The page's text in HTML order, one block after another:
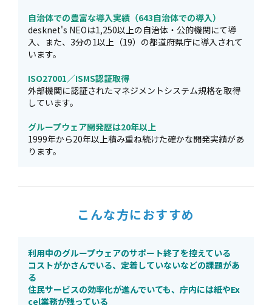
自治体での豊富な導入実績（643自治体での導入）
desknet's NEOは1,250以上の自治体・公的機関にて導
入、また、3分の1以上（19）の都道府県庁に導入されて
います。
ISO27001／ISMS認証取得
外部機関に認証されたマネジメントシステム規格を取得
しています。
グループウェア開発歴は20年以上
1999年から20年以上積み重ね続けた確かな開発実績があ
ります。
こんな方におすすめ
利用中のグループウェアのサポート終了を控えている
コストがかさんでいる、定着していないなどの課題があ
る
住民サービスの効率化が進んでいても、庁内には紙やEx
cel業務が残っている